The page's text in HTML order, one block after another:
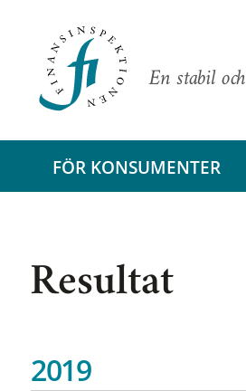
En stabil
FÖR KONSUMENTER
Resultat
2019